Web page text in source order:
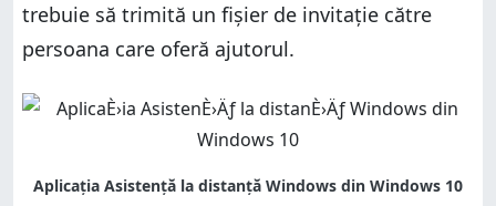
trebuie să trimită un fișier de invitație către
persoana care oferă ajutorul.